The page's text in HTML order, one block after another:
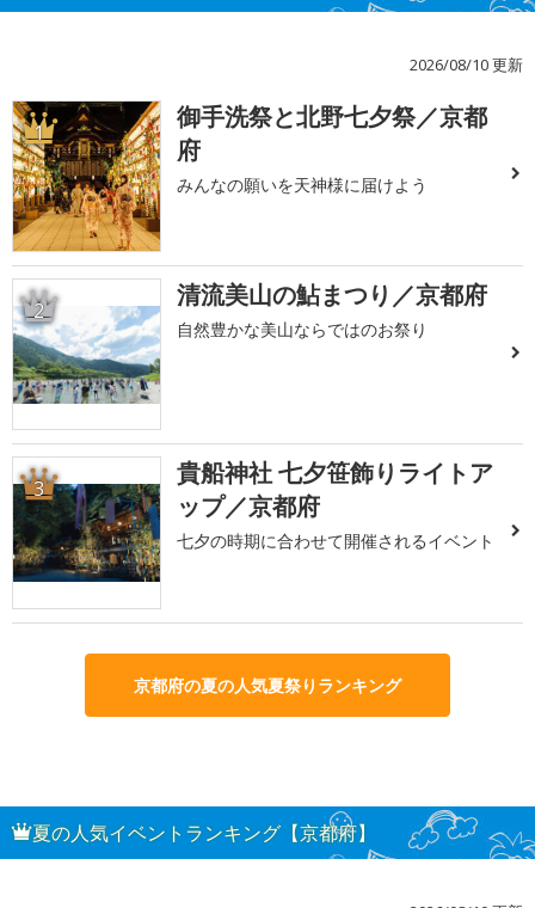
2026/08/10 更新
1
御手洗祭と北野七夕祭／京都
府
みんなの願いを天神様に届けよう
2 清流美山の鮎まつり／京都府
自然豊かな美山ならではのお祭り
3
貴船神社 七夕笹飾りライトア
ップ／京都府
七夕の時期に合わせて開催されるイベント
京都府の夏の人気夏祭りランキング
夏の人気イベントランキング【京都府】